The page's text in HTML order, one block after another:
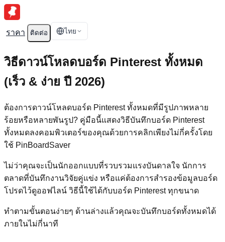
ราคา ติดต่อ ไทย
วิธีดาวน์โหลดบอร์ด Pinterest ทั้งหมด
(เร็ว & ง่าย ปี 2026)
ต้องการดาวน์โหลดบอร์ด Pinterest ทั้งหมดที่มีรูปภาพหลาย
ร้อยหรือหลายพันรูป? คู่มือนี้แสดงวิธีบันทึกบอร์ด Pinterest
ทั้งหมดลงคอมพิวเตอร์ของคุณด้วยการคลิกเพียงไม่กี่ครั้งโดย
ใช้ PinBoardSaver
ไม่ว่าคุณจะเป็นนักออกแบบที่รวบรวมแรงบันดาลใจ นักการ
ตลาดที่บันทึกงานวิจัยคู่แข่ง หรือแค่ต้องการสำรองข้อมูลบอร์ด
โปรดไว้ดูออฟไลน์ วิธีนี้ใช้ได้กับบอร์ด Pinterest ทุกขนาด
ทำตามขั้นตอนง่ายๆ ด้านล่างแล้วคุณจะบันทึกบอร์ดทั้งหมดได้
ภายในไม่กี่นาที